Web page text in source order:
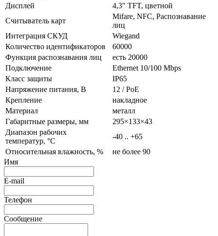
Дисплей
4,3" TFT, цветной
Считыватель карт
Mifare, NFC, Распознавание
лиц
Интеграция СКУД
Wiegand
Количество идентификаторов
60000
Функция распознавания лиц
есть 20000
Подключение
Ethernet 10/100 Mbps
Класс защиты
IP65
Напряжение питания, В
12 / PoE
Крепление
накладное
Материал
металл
Габаритные размеры, мм
295×133×43
Диапазон рабочих
температур, °C
-40 .. +65
Относительная влажность, %
не более 90
Имя
E-mail
Телефон
Сообщение